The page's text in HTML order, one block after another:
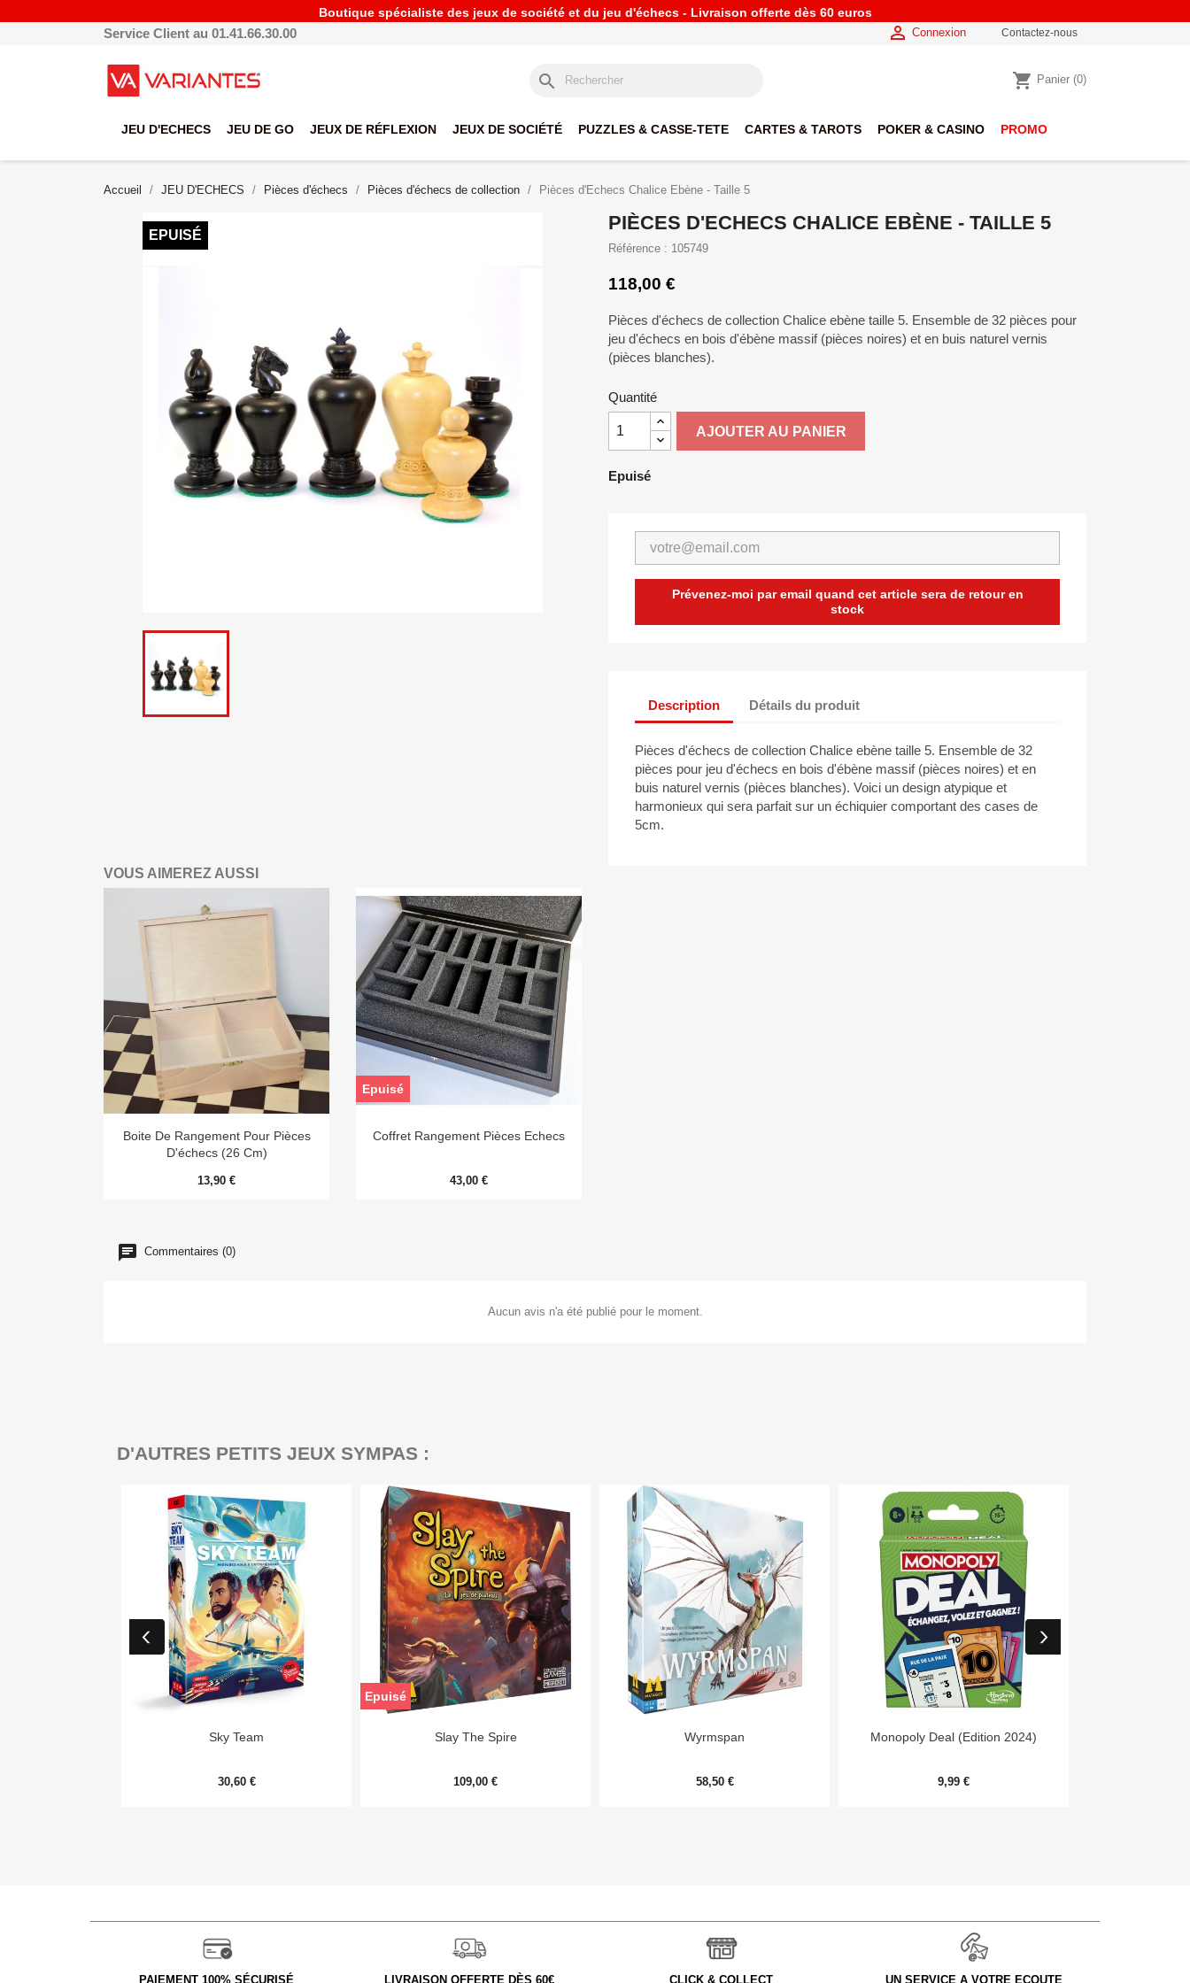
Boutique spécialiste des jeux de société et du jeu d'échecs - Livraison offerte dès 60 euros
Service Client au 01.41.66.30.00  Connexion Contactez-nous
search shopping_cart Panier (0)
JEU D'ECHECS JEU DE GO JEUX DE RÉFLEXION JEUX DE SOCIÉTÉ PUZZLES & CASSE-TETE CARTES & TAROTS POKER & CASINO PROMO
Accueil JEU D'ECHECS Pièces d'échecs Pièces d'échecs de collection Pièces d'Echecs Chalice Ebène - Taille 5
EPUISÉ
PIÈCES D'ECHECS CHALICE EBÈNE - TAILLE 5
Référence : 105749
118,00 €
Pièces d'échecs de collection Chalice ebène taille 5. Ensemble de 32 pièces pour
jeu d'échecs en bois d'ébène massif (pièces noires) et en buis naturel vernis
(pièces blanches).
Quantité
AJOUTER AU PANIER
Epuisé
Prévenez-moi par email quand cet article sera de retour en
stock
Description Détails du produit
Pièces d'échecs de collection Chalice ebène taille 5. Ensemble de 32
pièces pour jeu d'échecs en bois d'ébène massif (pièces noires) et en
buis naturel vernis (pièces blanches). Voici un design atypique et
harmonieux qui sera parfait sur un échiquier comportant des cases de
5cm.
VOUS AIMEREZ AUSSI
Aperçu rapide
Boite De Rangement Pour Pièces
D'échecs (26 Cm)
13,90 €
Aperçu rapide
Coffret Rangement Pièces Echecs
43,00 €
Epuisé
Commentaires (0)
Aucun avis n'a été publié pour le moment.
D'AUTRES PETITS JEUX SYMPAS :
Aperçu rapide
Sky Team
30,60 €
Aperçu rapide
Slay The Spire
109,00 €
Epuisé
Aperçu rapide
Wyrmspan
58,50 €
Aperçu rapide
Monopoly Deal (Edition 2024)
9,99 €
PAIEMENT 100% SÉCURISÉ LIVRAISON OFFERTE DÈS 60€ CLICK & COLLECT UN SERVICE A VOTRE ECOUTE